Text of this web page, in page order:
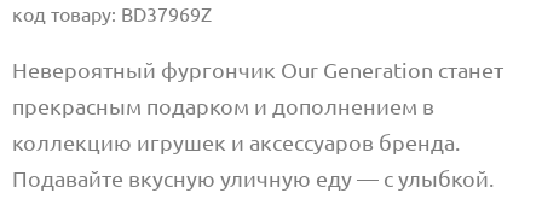
код товару: BD37969Z
Невероятный фургончик Our Generation станет
прекрасным подарком и дополнением в
коллекцию игрушек и аксессуаров бренда.
Подавайте вкусную уличную еду — с улыбкой.